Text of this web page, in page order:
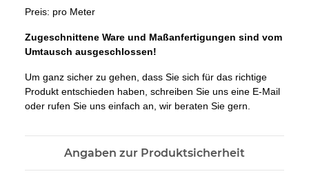
Preis: pro Meter
Zugeschnittene Ware und Maßanfertigungen sind vom
Umtausch ausgeschlossen!
Um ganz sicher zu gehen, dass Sie sich für das richtige
Produkt entschieden haben, schreiben Sie uns eine E-Mail
oder rufen Sie uns einfach an, wir beraten Sie gern.
Angaben zur Produktsicherheit